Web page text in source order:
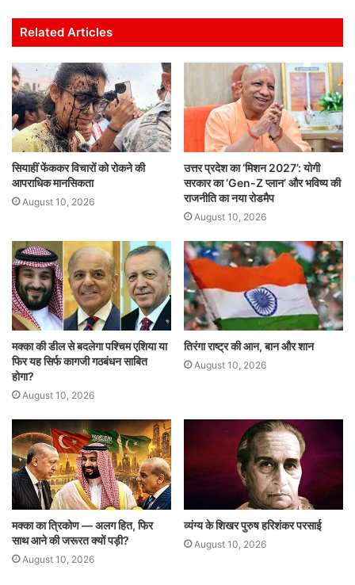
s
A
p
p
e
b
o
o
k
er l
e
dI
n
e
Related Articles
सियाहीं फेंककर विचारों को रोकने की
आपराधिक मानसिकता
August 10, 2026
उत्तर प्रदेश का ‘मिशन 2027’: योगी
सरकार का ‘Gen-Z प्लान’ और भविष्य की
राजनीति का नया रोडमैप
August 10, 2026
मक्का की डील से बदलेगा पश्चिम एशिया या
फिर यह सिर्फ कागजी गठबंधन साबित
होगा?
August 10, 2026
तिरंगा राष्ट्र की आन, बान और शान
August 10, 2026
मक्का का त्रिकोण — अलग हित, फिर
साथ आने की जरूरत क्यों पड़ी?
August 10, 2026
व्यंग्य के शिखर पुरुष हरिशंकर परसाई
August 10, 2026